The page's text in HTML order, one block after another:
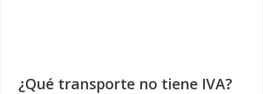
¿Qué transporte no tiene IVA?